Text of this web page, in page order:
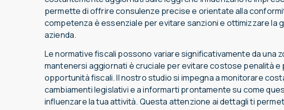
permette di offrire consulenze precise e orientate alla
competenza è essenziale per evitare sanzioni e ottimizzare la
azienda.
Le normative fiscali possono variare significativamente da una
mantenersi aggiornati è cruciale per evitare costose penalità
opportunità fiscali. Il nostro studio si impegna a monitorare
cambiamenti legislativi e a informarti prontamente su come
influenzare la tua attività. Questa attenzione ai dettagli ti